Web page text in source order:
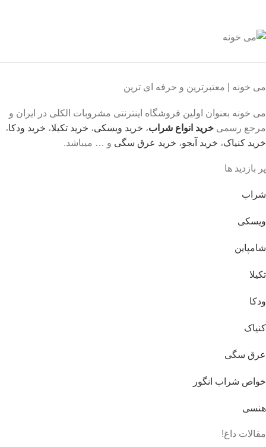
می خونه | معتبرترین و حرفه ای ترین
می خونه بعنوان اولین فروشگاه اینترنتی مشروبات الکلی در ایران و
مرجع رسمی خرید انواع شراب، خرید ویسکی، خرید تکیلا، خرید ودکا،
خرید کنیاک، خرید آبجو، خرید عرق سگی و … میباشد.
پر بازدید ها
شراب
ویسکی
شامپاین
تکیلا
ودکا
کنیاک
عرق سگی
خواص شراب انگور
هنسی
مقالات داغ!